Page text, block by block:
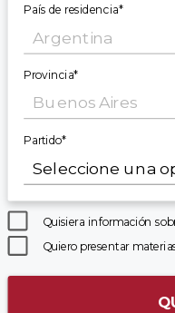
País de residencia*
Provincia*
Partido*
Quisiera información
Quiero presentar